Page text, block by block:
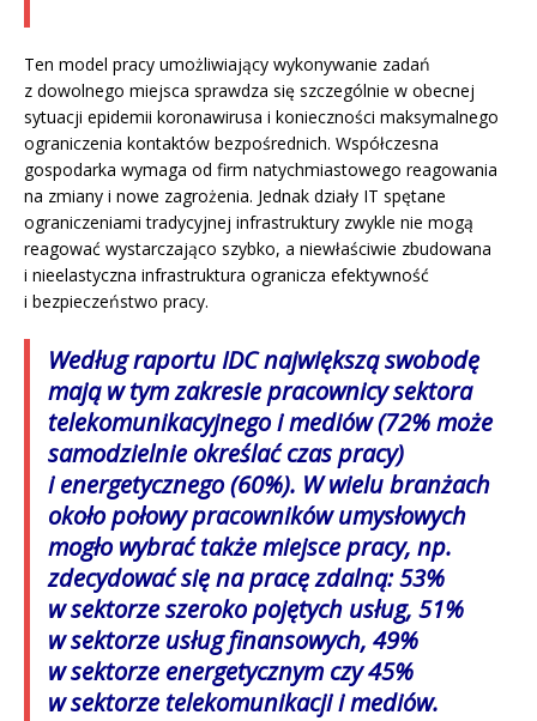
Ten model pracy umożliwiający wykonywanie zadań
z dowolnego miejsca sprawdza się szczególnie w obecnej
sytuacji epidemii koronawirusa i konieczności maksymalnego
ograniczenia kontaktów bezpośrednich. Współczesna
gospodarka wymaga od firm natychmiastowego reagowania
na zmiany i nowe zagrożenia. Jednak działy IT spętane
ograniczeniami tradycyjnej infrastruktury zwykle nie mogą
reagować wystarczająco szybko, a niewłaściwie zbudowana
i nieelastyczna infrastruktura ogranicza efektywność
i bezpieczeństwo pracy.
Według raportu IDC największą swobodę
mają w tym zakresie pracownicy sektora
telekomunikacyjnego i mediów (72% może
samodzielnie określać czas pracy)
i energetycznego (60%). W wielu branżach
około połowy pracowników umysłowych
mogło wybrać także miejsce pracy, np.
zdecydować się na pracę zdalną: 53%
w sektorze szeroko pojętych usług, 51%
w sektorze usług finansowych, 49%
w sektorze energetycznym czy 45%
w sektorze telekomunikacji i mediów.